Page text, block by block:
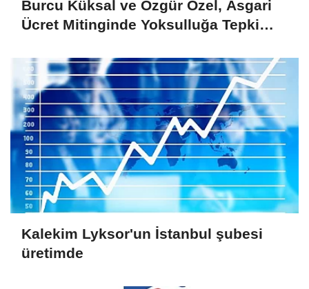
Burcu Küksal ve Özgür Özel, Asgari
Ücret Mitinginde Yoksulluğa Tepki
Kalekim Lyksor'un İstanbul şubesi
üretimde